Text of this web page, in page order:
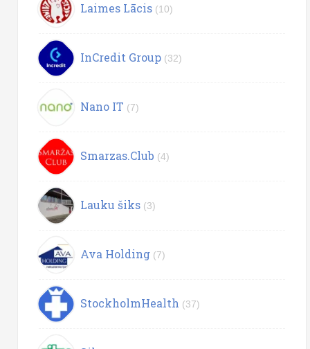
Laimes Lācis (10)
InCredit Group (32)
Nano IT (7)
Smarzas.Club (4)
Lauku šiks (3)
Ava Holding (7)
StockholmHealth (37)